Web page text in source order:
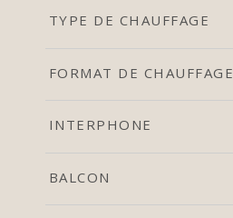
TYPE DE CHAUFFAGE
FORMAT DE CHAUFFAGE
INTERPHONE
BALCON